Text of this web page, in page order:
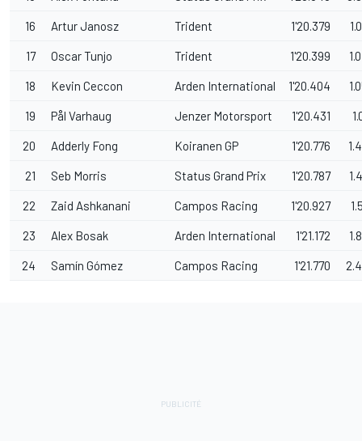
16 Artur Janosz Trident 1'20.379
17 Oscar Tunjo Trident 1'20.399
18 Kevin Ceccon Arden International 1'20.404
19 Pål Varhaug Jenzer Motorsport 1'20.431
20 Adderly Fong Koiranen GP 1'20.776
21 Seb Morris Status Grand Prix 1'20.787
22 Zaid Ashkanani Campos Racing 1'20.927
23 Alex Bosak Arden International 1'21.172
24 Samín Gómez Campos Racing 1'21.770